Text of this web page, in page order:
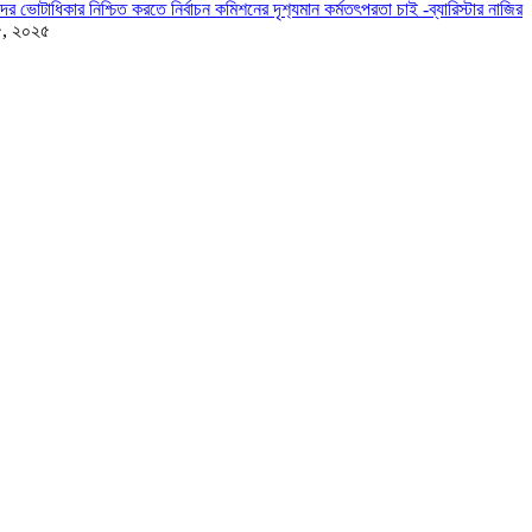
ভোটাধিকার নিশ্চিত করতে নির্বাচন কমিশনের দৃশ‍্যমান কর্মতৎপরতা চাই -ব্যারিস্টার নাজির
২০২৫